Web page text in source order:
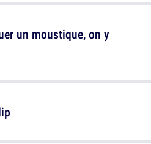
un moustique, on y